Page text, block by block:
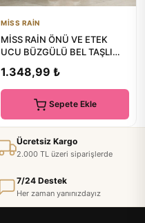
MİSS RAİN
MİSS RAİN ÖNÜ VE ETEK
UCU BÜZGÜLÜ BEL TAŞLI
ÇOCUK ABİY...
1.348,99 ₺
Sepete Ekle
Ücretsiz Kargo
2.000 TL üzeri siparişlerde
7/24 Destek
Her zaman yanınızdayız